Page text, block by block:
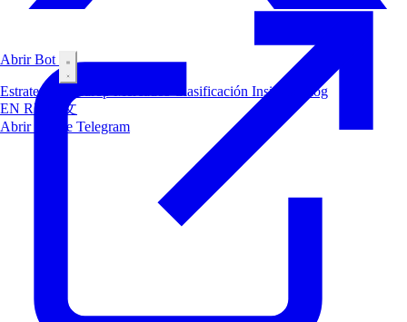
Abrir Bot
Estrategias Clasificación Insiders
Blog
EN RU
中文
Abrir Bot de Telegram